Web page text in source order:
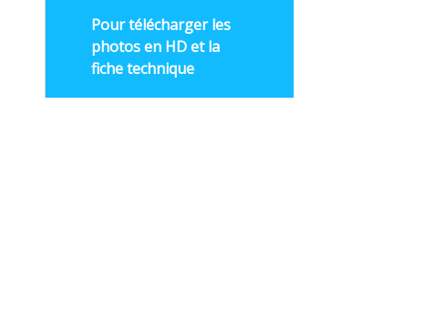
Pour télécharger les
photos en HD et la
fiche technique